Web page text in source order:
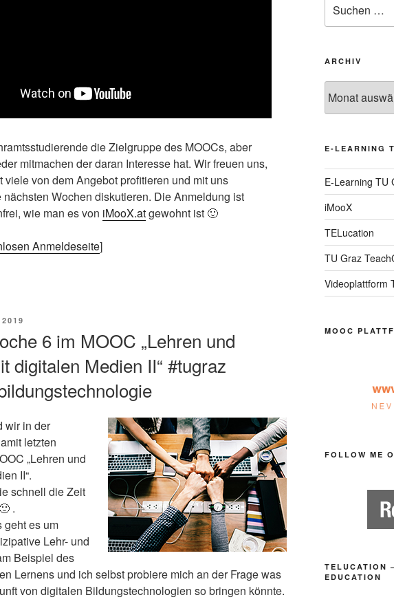
die Zielgruppe des MOOCs, aber
mitmachen der daran Interesse hat. Wir freuen uns,
viele von dem Angebot profitieren und mit uns
Wochen diskutieren. Die Anmeldung ist
wie man es von iMooX.atgewohnt ist 🙂
Anmeldeseite]
6 im MOOC „Lehren und
digitalen Medien II“ #tugraz
wir in der
letzten
„Lehren und
II“.
schnell die Zeit
.
geht es um
Lehr- und
Beispiel des
Lernens und ich selbst probiere mich an der Frage was
von digitalen Bildungstechnologien so bringen könnte.
nach:
ARCHIV
E-LEARNING
E-Learning TU
iMooX
TELucation
TU Graz
Videoplattform
MOOC
FOLLOW ME
TELUCATION
EDUCATION